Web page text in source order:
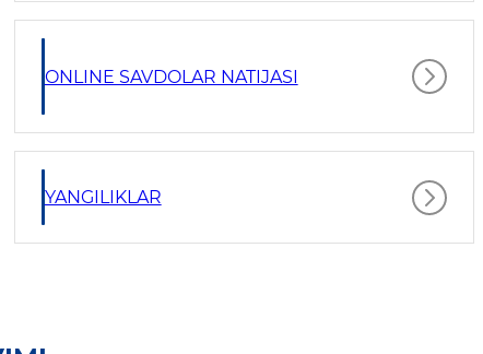
ONLINE SAVDOLAR NATIJASI
YANGILIKLAR